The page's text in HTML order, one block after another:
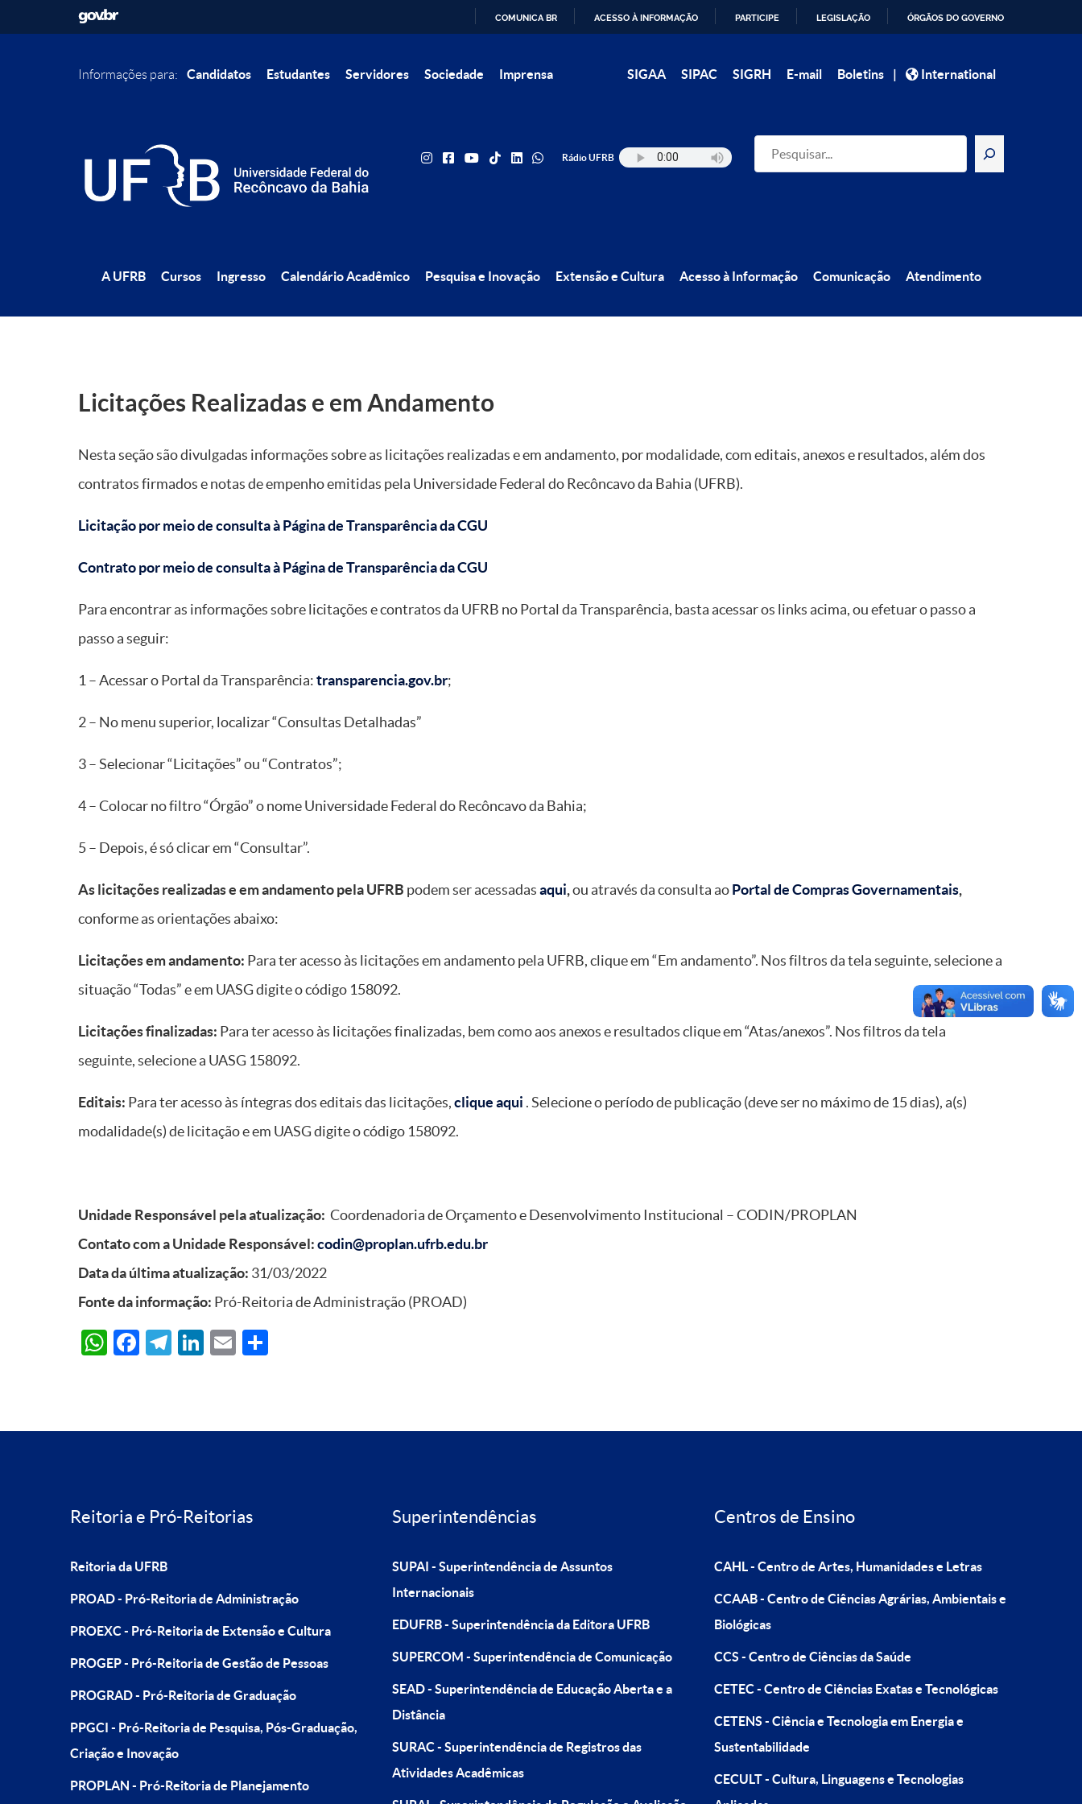
PARA
COMUNICA BR ACESSO À INFORMAÇÃO PARTICIPE LEGISLAÇÃO ÓRGÃOS DO GOVERNO
Informações para: Candidatos Estudantes Servidores Sociedade Imprensa SIGAA SIPAC SIGRH E-mail Boletins | International
Rádio UFRB
Pesquisar
A UFRB Cursos Ingresso Calendário Acadêmico Pesquisa e Inovação Extensão e Cultura Acesso à Informação Comunicação Atendimento
Licitações Realizadas e em Andamento
Nesta seção são divulgadas informações sobre as licitações realizadas e em andamento, por modalidade, com editais, anexos e resultados, além dos
contratos firmados e notas de empenho emitidas pela Universidade Federal do Recôncavo da Bahia (UFRB).
Licitação por meio de consulta à Página de Transparência da CGU
Contrato por meio de consulta à Página de Transparência da CGU
Para encontrar as informações sobre licitações e contratos da UFRB no Portal da Transparência, basta acessar os links acima, ou efetuar o passo a
passo a seguir:
1 – Acessar o Portal da Transparência:transparencia.gov.br;
2 – No menu superior, localizar “Consultas Detalhadas”
3 – Selecionar “Licitações” ou “Contratos”;
4 – Colocar no filtro “Órgão” o nome Universidade Federal do Recôncavo da Bahia;
5 – Depois, é só clicar em “Consultar”.
As licitações realizadas e em andamento pela UFRB podem ser acessadasaqui,ou através da consulta aoPortal de Compras Governamentais,
conforme as orientações abaixo:
Licitações em andamento: Para ter acesso às licitações em andamento pela UFRB, clique em “Em andamento”. Nos filtros da tela seguinte, selecione a
situação “Todas” e em UASG digite o código 158092.
Licitações finalizadas: Para ter acesso às licitações finalizadas, bem como aos anexos e resultados clique em “Atas/anexos”. Nos filtros da tela
seguinte, selecione a UASG 158092.
Editais: Para ter acesso às íntegras dos editais das licitações,clique aqui . Selecione o período de publicação (deve ser no máximo de 15 dias), a(s)
modalidade(s) de licitação e em UASG digite o código 158092.
Unidade Responsável pela atualização: Coordenadoria de Orçamento e Desenvolvimento Institucional – CODIN/PROPLAN
Contato com a Unidade Responsável:codin@proplan.ufrb.edu.br
Data da última atualização: 31/03/2022
Fonte da informação: Pró-Reitoria de Administração (PROAD)
WhatsApp
Facebook
Telegram
LinkedIn
Email
Reitoria e Pró-Reitorias
Reitoria da UFRB
PROAD - Pró-Reitoria de Administração
PROEXC - Pró-Reitoria de Extensão e Cultura
PROGEP - Pró-Reitoria de Gestão de Pessoas
PROGRAD - Pró-Reitoria de Graduação
PPGCI - Pró-Reitoria de Pesquisa, Pós-Graduação,
Criação e Inovação
PROPLAN - Pró-Reitoria de Planejamento
Superintendências
SUPAI - Superintendência de Assuntos
Internacionais
EDUFRB - Superintendência da Editora UFRB
SUPERCOM - Superintendência de Comunicação
SEAD - Superintendência de Educação Aberta e a
Distância
SURAC - Superintendência de Registros das
Atividades Acadêmicas
Centros de Ensino
CAHL - Centro de Artes, Humanidades e Letras
CCAAB - Centro de Ciências Agrárias, Ambientais e
Biológicas
CCS - Centro de Ciências da Saúde
CETEC - Centro de Ciências Exatas e Tecnológicas
CETENS - Ciência e Tecnologia em Energia e
Sustentabilidade
CECULT - Cultura, Linguagens e Tecnologias